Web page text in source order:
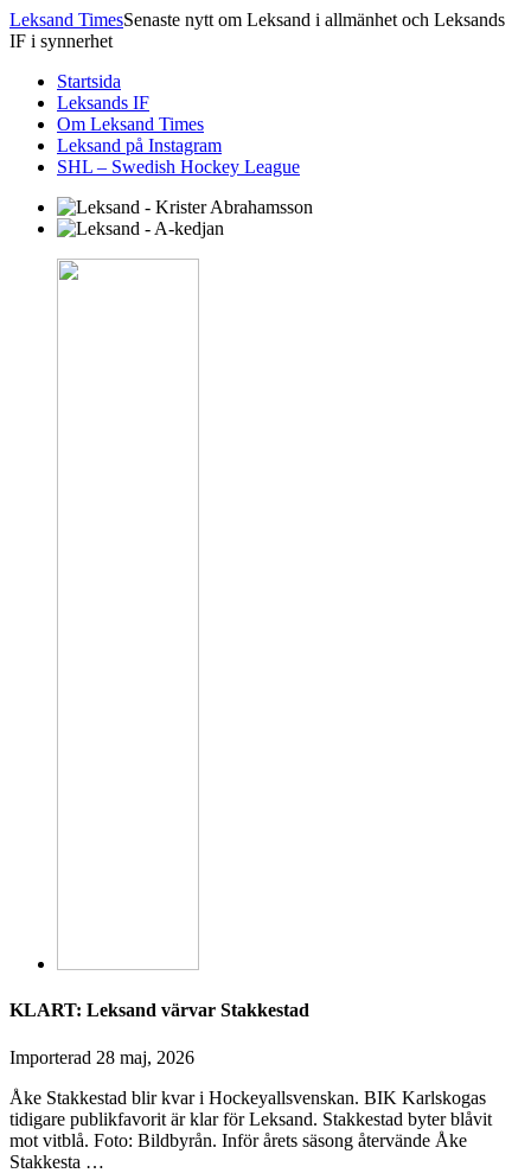
Leksand TimesSenaste nytt om Leksand i allmänhet och Leksands
IF i synnerhet
Startsida
Leksands IF
Om Leksand Times
Leksand på Instagram
SHL – Swedish Hockey League
KLART: Leksand värvar Stakkestad
Importerad 28 maj, 2026
Åke Stakkestad blir kvar i Hockeyallsvenskan. BIK Karlskogas
tidigare publikfavorit är klar för Leksand. Stakkestad byter blåvit
mot vitblå. Foto: Bildbyrån. Inför årets säsong återvände Åke
Stakkesta …